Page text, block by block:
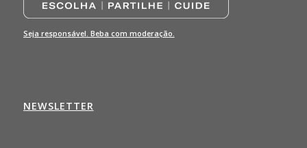
Seja responsável. Beba com moderação.
NEWSLETTER